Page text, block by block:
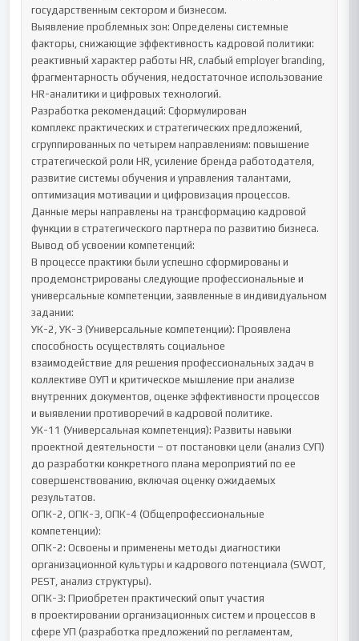
государственным сектором и бизнесом.
Выявление проблемных зон: Определены системные
факторы, снижающие эффективность кадровой политики:
реактивный характер работы HR, слабый employer branding,
фрагментарность обучения, недостаточное использование
HR-аналитики и цифровых технологий.
Разработка рекомендаций: Сформулирован
комплекс практических и стратегических предложений,
сгруппированных по четырем направлениям: повышение
стратегической роли HR, усиление бренда работодателя,
развитие системы обучения и управления талантами,
оптимизация мотивации и цифровизация процессов.
Данные меры направлены на трансформацию кадровой
функции в стратегического партнера по развитию бизнеса.
Вывод об усвоении компетенций:
В процессе практики были успешно сформированы и
продемонстрированы следующие профессиональные и
универсальные компетенции, заявленные в индивидуальном
задании:
УК-2, УК-3 (Универсальные компетенции): Проявлена
способность осуществлять социальное
взаимодействие для решения профессиональных задач в
коллективе ОУП и критическое мышление при анализе
внутренних документов, оценке эффективности процессов
и выявлении противоречий в кадровой политике.
УК-11 (Универсальная компетенция): Развиты навыки
проектной деятельности – от постановки цели (анализ СУП)
до разработки конкретного плана мероприятий по ее
совершенствованию, включая оценку ожидаемых
результатов.
ОПК-2, ОПК-3, ОПК-4 (Общепрофессиональные
компетенции):
ОПК-2: Освоены и применены методы диагностики
организационной культуры и кадрового потенциала (SWOT,
PEST, анализ структуры).
ОПК-3: Приобретен практический опыт участия
в проектировании организационных систем и процессов в
сфере УП (разработка предложений по регламентам,